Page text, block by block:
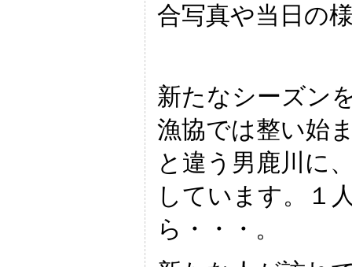
合写真や当日の
新たなシーズン
漁協では整い始
と違う男鹿川に
しています。１
ら・・・。